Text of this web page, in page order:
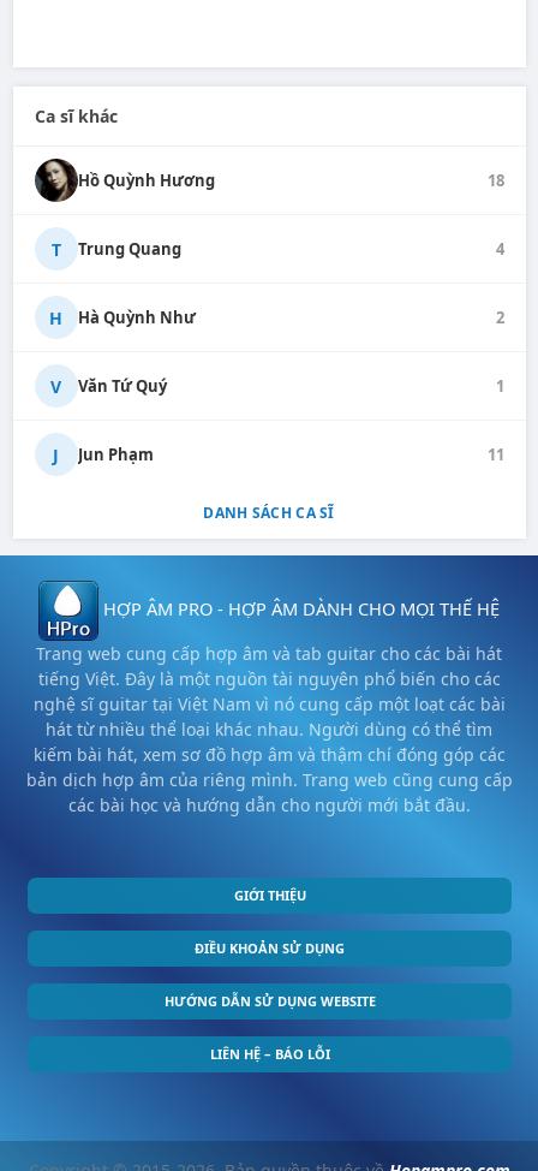
Ca sĩ khác
Hồ Quỳnh Hương 18
T Trung Quang 4
H Hà Quỳnh Như 2
V Văn Tứ Quý 1
J Jun Phạm 11
DANH SÁCH CA SĨ
HỢP ÂM PRO - HỢP ÂM DÀNH CHO MỌI THẾ HỆ
Trang web cung cấp hợp âm và tab guitar cho các bài hát
tiếng Việt. Đây là một nguồn tài nguyên phổ biến cho các
nghệ sĩ guitar tại Việt Nam vì nó cung cấp một loạt các bài
hát từ nhiều thể loại khác nhau. Người dùng có thể tìm
kiếm bài hát, xem sơ đồ hợp âm và thậm chí đóng góp các
bản dịch hợp âm của riêng mình. Trang web cũng cung cấp
các bài học và hướng dẫn cho người mới bắt đầu.
GIỚI THIỆU
ĐIỀU KHOẢN SỬ DỤNG
HƯỚNG DẪN SỬ DỤNG WEBSITE
LIÊN HỆ – BÁO LỖI